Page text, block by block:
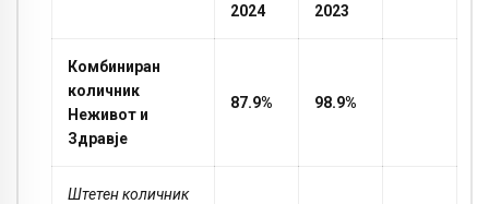
2024
2023
Комбиниран
количник
Неживот и
Здравје
87.9% 98.9%
Штетен количник